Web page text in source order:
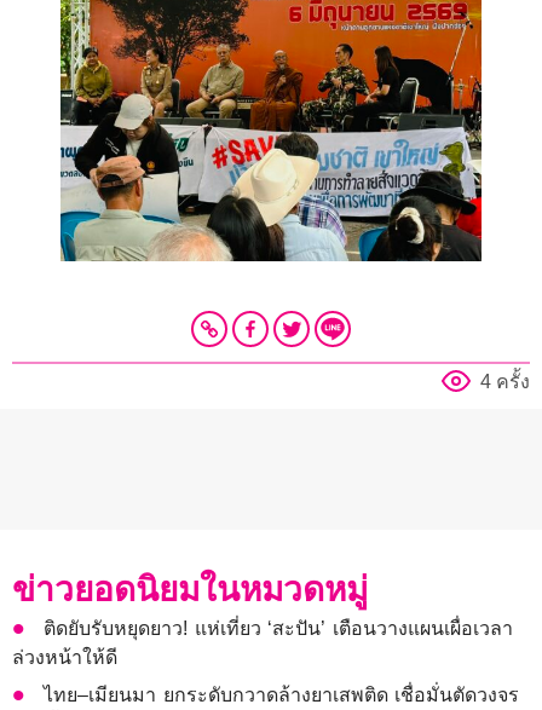
4 ครั้ง
ข่าวยอดนิยมในหมวดหมู่
ติดยับรับหยุดยาว! แห่เที่ยว ‘สะปัน’ เตือนวางแผนเผื่อเวลา
ล่วงหน้าให้ดี
ไทย–เมียนมา ยกระดับกวาดล้างยาเสพติด เชื่อมั่นตัดวงจร